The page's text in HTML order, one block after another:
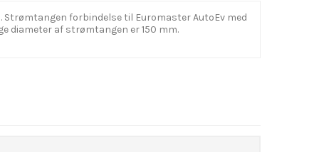
Strømtangen forbindelse til Euromaster AutoEv med
diameter af strømtangen er 150 mm.